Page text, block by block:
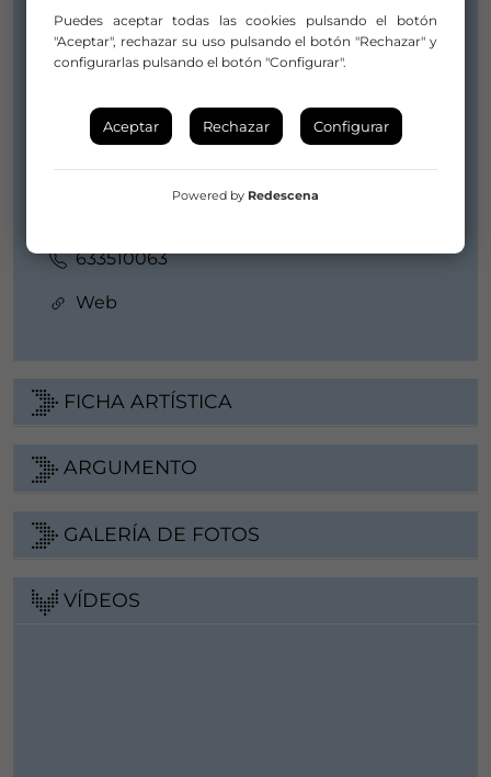
officeelcondedetorrefiel@gmail.com
elcondedetorrefiel@gmail.com
Distribuidor/a:
officeelcondedetorrefiel@gmail.com
633510063
Web
FICHA ARTÍSTICA
ARGUMENTO
GALERÍA DE FOTOS
VÍDEOS
Puedes aceptar todas las cookies pulsando el botón
"Aceptar", rechazar su uso pulsando el botón "Rechazar" y
configurarlas pulsando el botón "Configurar".
Aceptar Rechazar Configurar
Powered by Redescena